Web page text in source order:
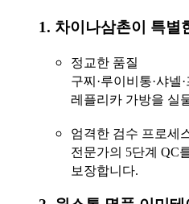
1. 차이나삼촌이 특별
정교한 품질
구찌·루이비통·샤넬
레플리카 가방을 실
엄격한 검수 프로세
전문가의 5단계 QC
보장합니다.